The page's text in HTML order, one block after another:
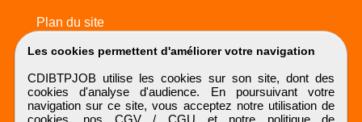
Les cookies permettent d'améliorer votre navigation
CDIBTPJOB utilise les cookies sur son site, dont des
cookies d'analyse d'audience. En poursuivant votre
navigation sur ce site, vous acceptez notre utilisation de
cookies, nos CGV / CGU et notre politique de
Plan du site